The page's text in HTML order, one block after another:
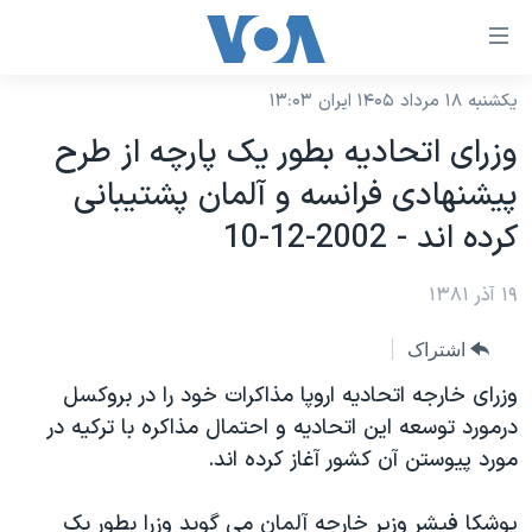
لینکهای
دسترسی
جهش
محتوای
اصلی
به
صفحه
جهش
به
جستجو
نسخه سبک وب‌سایت
موضوع ها
آمریکا
جهان
ورزشی
گزیده‌ها
ویژه برنامه‌ها
ویدیوها
برنامه های تلویزیونی
جدول برنامه ها
صفحه‌های ویژه
جام جهانی ۲۰۲۶
عملیات خشم حماسی
۲۵۰سالگی آمریکا
بایگانی برنامه‌های تلویزیونی
فرکانس‌های صدای آمریکا
پخش رادیویی
یکشنبه ۱۸ مرداد ۱۴۰۵ ایران ۱۳:۰۳
وزرای اتحاديه بطور يک پارچه از طرح
پيشنهادی فرانسه و آلمان پشتيبانی
کرده اند - 2002-12-10
۱۹ آذر ۱۳۸۱
اشتراک
وزرای خارجه اتحاديه اروپا مذاکرات خود را در بروکسل
درمورد توسعه اين اتحاديه و احتمال مذاکره با ترکيه در
مورد پيوستن آن کشور آغاز کرده اند.
يوشکا فيشر وزير خارجه آلمان می گويد وزرا بطور يک